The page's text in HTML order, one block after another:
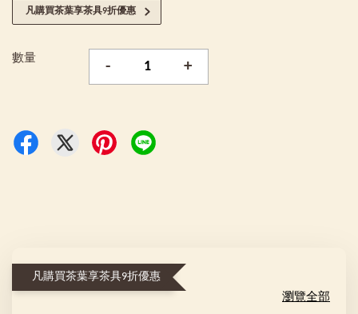
凡購買茶葉享茶具9折優惠
數量 - +
凡購買茶葉享茶具9折優惠
瀏覽全部